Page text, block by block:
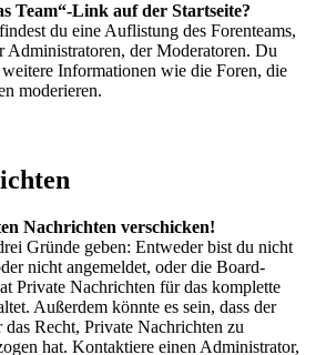
Team“-Link auf der Startseite?
du eine Auflistung des Forenteams,
Administratoren, der Moderatoren. Du
Informationen wie die Foren, die
moderieren.
Nachrichten verschicken!
Gründe geben: Entweder bist du nicht
nicht angemeldet, oder die Board-
Private Nachrichten für das komplette
Außerdem könnte es sein, dass der
Recht, Private Nachrichten zu
hat. Kontaktiere einen Administrator,